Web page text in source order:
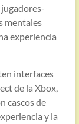
mentales
experiencia
interfaces
de la Xbox,
cascos de
y la